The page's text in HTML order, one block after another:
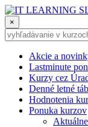
×
Akcie a
Lastminute
Kurzy cez
Denné letné
Hodnotenia
Ponuka kurzov